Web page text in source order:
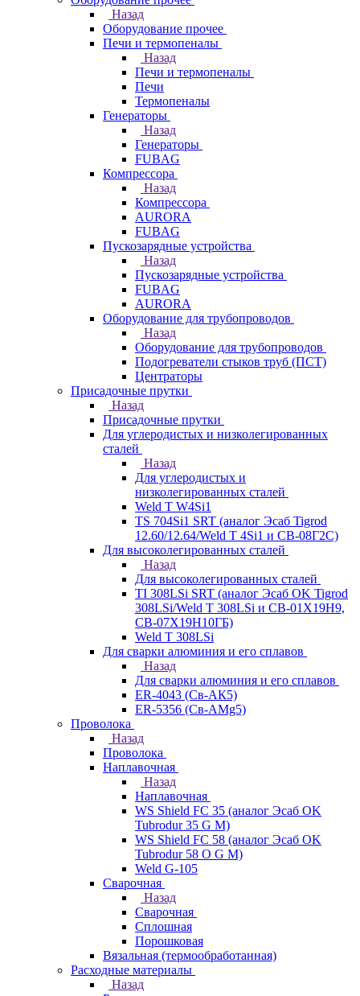
Назад
Оборудование прочее
Печи и термопеналы
Назад
Печи и термопеналы
Печи
Термопеналы
Генераторы
Назад
Генераторы
FUBAG
Компрессора
Назад
Компрессора
AURORA
FUBAG
Пускозарядные устройства
Назад
Пускозарядные устройства
FUBAG
AURORA
Оборудование для трубопроводов
Назад
Оборудование для трубопроводов
Подогреватели стыков труб (ПСТ)
Центраторы
Присадочные прутки
Назад
Присадочные прутки
Для углеродистых и низколегированных
сталей
Назад
Для углеродистых и
низколегированных сталей
Weld T W4Si1
TS 704Si1 SRT (аналог Эсаб Tigrod
12.60/12.64/Weld T 4Si1 и СВ-08Г2С)
Для высоколегированных сталей
Назад
Для высоколегированных сталей
TI 308LSi SRT (аналог Эсаб OK Tigrod
308LSi/Weld T 308LSi и СВ-01Х19Н9,
СВ-07Х19Н10ГБ)
Weld T 308LSi
Для сварки алюминия и его сплавов
Назад
Для сварки алюминия и его сплавов
ER-4043 (Св-АК5)
ER-5356 (Св-АМg5)
Проволока
Назад
Проволока
Наплавочная
Назад
Наплавочная
WS Shield FC 35 (аналог Эсаб OK
Tubrodur 35 G M)
WS Shield FC 58 (аналог Эсаб OK
Tubrodur 58 O G M)
Weld G-105
Сварочная
Назад
Сварочная
Сплошная
Порошковая
Вязальная (термообработанная)
Расходные материалы
Назад